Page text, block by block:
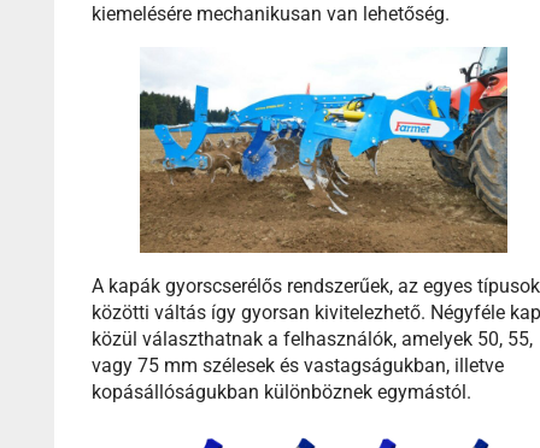
kiemelésére mechanikusan van lehetőség.
A kapák gyorscserélős rendszerűek, az egyes típusok
közötti váltás így gyorsan kivitelezhető. Négyféle
közül választhatnak a felhasználók, amelyek 50, 55,
vagy 75 mm szélesek és vastagságukban, illetve
kopásállóságukban különböznek egymástól.